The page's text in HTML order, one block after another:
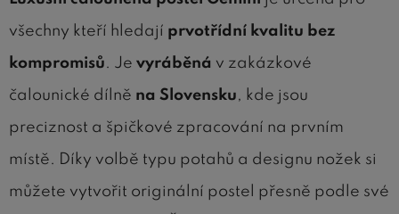
všechny kteří hledají prvotřídní kvalitu bez
kompromisů. Je vyráběná v zakázkové
čalounické dílně na Slovensku, kde jsou
preciznost a špičkové zpracování na prvním
místě. Díky volbě typu potahů a designu nožek si
můžete vytvořit originální postel přesně podle své